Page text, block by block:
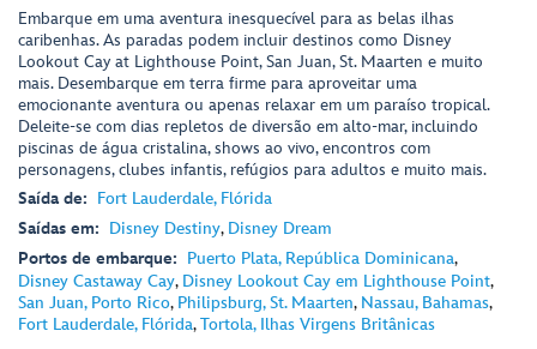
Embarque em uma aventura inesquecível para as belas ilhas
caribenhas. As paradas podem incluir destinos como Disney
Lookout Cay at Lighthouse Point, San Juan, St. Maarten e muito
mais. Desembarque em terra firme para aproveitar uma
emocionante aventura ou apenas relaxar em um paraíso tropical.
Deleite-se com dias repletos de diversão em alto-mar, incluindo
piscinas de água cristalina, shows ao vivo, encontros com
personagens, clubes infantis, refúgios para adultos e muito mais.
Saída de: Fort Lauderdale, Flórida
Saídas em: Disney Destiny, Disney Dream
Portos de embarque: Puerto Plata, República Dominicana,
Disney Castaway Cay, Disney Lookout Cay em Lighthouse Point,
San Juan, Porto Rico, Philipsburg, St. Maarten, Nassau, Bahamas,
Fort Lauderdale, Flórida,Tortola, Ilhas Virgens Britânicas